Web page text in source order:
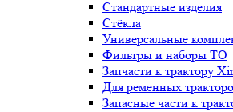
Стандартные изделия
Стёкла
Универсальные
Фильтры и наборы ТО
Запчасти к трактору
Для ременных
Запасные части к